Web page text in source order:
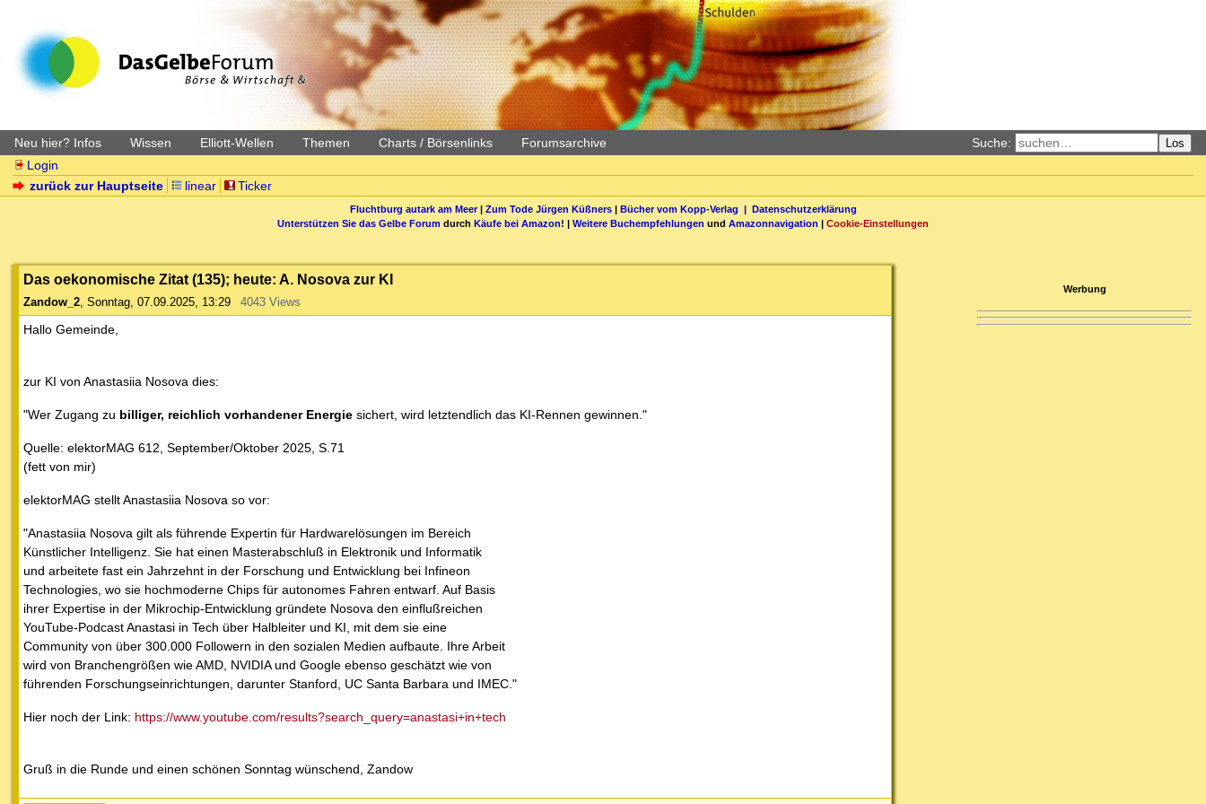
Neu hier? Infos Wissen Elliott-Wellen Themen Charts / Börsenlinks Forumsarchive Suche: Los
Login
zurück zur Hauptseite
linear Ticker
Fluchtburg autark am Meer| Zum Tode Jürgen Küßners| Bücher vom Kopp-Verlag | Datenschutzerklärung
Unterstützen Sie das Gelbe Forum durch Käufe bei Amazon! | Weitere Buchempfehlungen und Amazonnavigation | Cookie-Einstellungen
Das oekonomische Zitat (135); heute: A. Nosova zur KI
Zandow_2, Sonntag, 07.09.2025, 13:29 4043 Views
Hallo Gemeinde,
zur KI von Anastasiia Nosova dies:
"Wer Zugang zu billiger, reichlich vorhandener Energie sichert, wird letztendlich das KI-Rennen gewinnen."
Quelle: elektorMAG 612, September/Oktober 2025, S.71
(fett von mir)
elektorMAG stellt Anastasiia Nosova so vor:
"Anastasiia Nosova gilt als führende Expertin für Hardwarelösungen im Bereich
Künstlicher Intelligenz. Sie hat einen Masterabschluß in Elektronik und Informatik
und arbeitete fast ein Jahrzehnt in der Forschung und Entwicklung bei Infineon
Technologies, wo sie hochmoderne Chips für autonomes Fahren entwarf. Auf Basis
ihrer Expertise in der Mikrochip-Entwicklung gründete Nosova den einflußreichen
YouTube-Podcast Anastasi in Tech über Halbleiter und KI, mit dem sie eine
Community von über 300.000 Followern in den sozialen Medien aufbaute. Ihre Arbeit
wird von Branchengrößen wie AMD, NVIDIA und Google ebenso geschätzt wie von
führenden Forschungseinrichtungen, darunter Stanford, UC Santa Barbara und IMEC."
Hier noch der Link: https://www.youtube.com/results?search_query=anastasi+in+tech
Gruß in die Runde und einen schönen Sonntag wünschend, Zandow
Werbung